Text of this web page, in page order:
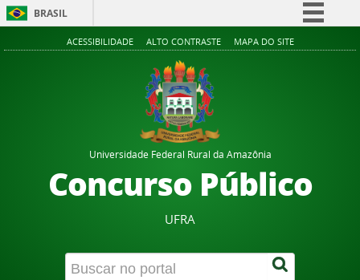
BRASIL
Simplifique!
Acesso à informação
ACESSIBILIDADE ALTO CONTRASTE MAPA DO SITE
Universidade Federal Rural da Amazônia
Concurso Público
UFRA